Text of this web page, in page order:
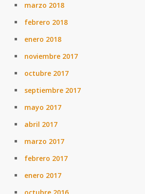
marzo 2018
febrero 2018
enero 2018
noviembre 2017
octubre 2017
septiembre 2017
mayo 2017
abril 2017
marzo 2017
febrero 2017
enero 2017